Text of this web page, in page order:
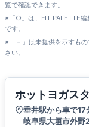
覧で確認できます。
※「○」は、FIT PALETTE編
です。
※「－」は未提供を示すも
さい。
ホットヨガス
垂井駅から車で17
岐阜県大垣市外野